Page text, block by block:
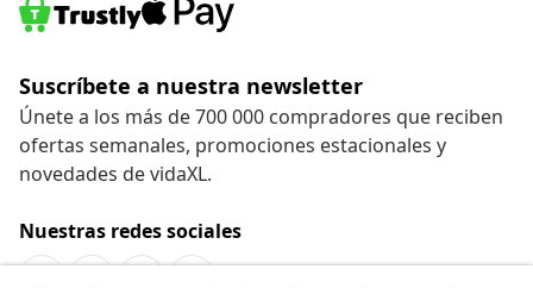
Suscríbete a nuestra newsletter
Únete a los más de 700 000 compradores que reciben
ofertas semanales, promociones estacionales y
novedades de vidaXL.
Nuestras redes sociales